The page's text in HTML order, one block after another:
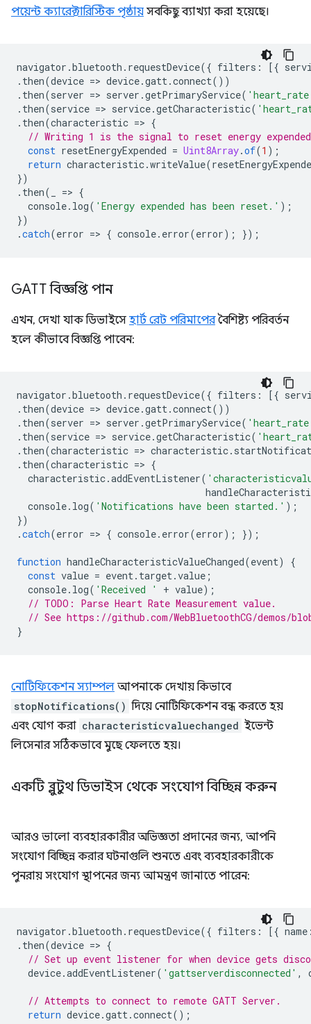
পয়েন্ট ক্যারেক্টারিস্টিক পৃষ্ঠায় সবকিছু ব্যাখ্যা করা হয়েছে।
navigator .bluetooth . requestDevice({ filters : [{
. then(device => device.gatt.connect())
. then(server => server .getPrimaryService(
. then(service => service.getCharacteristic(
. then(characteristic => {
// Writing 1 is the signal to reset energy
const resetEnergyExpended = Uint8Array.of(1 );
return characteristic.writeValue(
})
. then( => {
console. log( 'Energy expended has been reset.' );
})
.catch(error => { console. error(error); });
GATT বিজ্ঞপ্তি পান
এখন, দেখা যাক ডিভাইসে হার্ট রেট পরিমাপেরবৈশিষ্ট্য পরিবর্তন
হলে কীভাবে বিজ্ঞপ্তি পাবেন:
navigator .bluetooth . requestDevice({ filters : [{
. then(device => device.gatt.connect())
. then(server => server .getPrimaryService(
. then(service => service.getCharacteristic(
. then(characteristic => characteristic.
. then(characteristic => {
characteristic.addEventListener(
console. log( 'Notifications have been started.' );
})
.catch(error => { console. error(error); });
function handleCharacteristicValueChanged(event)
{
const value = event. target.value ;
console. log( 'Received ' + value);
// TODO: Parse Heart Rate Measurement value.
// See https://github.com/WebBluetoothCG/demos/
}
নোটিফিকেশন স্যাম্পল আপনাকে দেখায় কিভাবে
stopNotifications() দিয়ে নোটিফিকেশন বন্ধ করতে হয়
এবং যোগ করা characteristicvaluechanged ইভেন্ট
লিসেনার সঠিকভাবে মুছে ফেলতে হয়।
একটি ব্লুটুথ ডিভাইস থেকে সংযোগ বিচ্ছিন্ন করুন
আরও ভালো ব্যবহারকারীর অভিজ্ঞতা প্রদানের জন্য, আপনি
সংযোগ বিচ্ছিন্ন করার ঘটনাগুলি শুনতে এবং ব্যবহারকারীকে
পুনরায় সংযোগ স্থাপনের জন্য আমন্ত্রণ জানাতে পারেন:
navigator .bluetooth . requestDevice({ filters : [{ name
. then(device => {
// Set up event listener for when device gets
device.addEventListener( 'gattserverdisconnected' ,
// Attempts to connect to remote GATT Server.
return device.gatt.connect();